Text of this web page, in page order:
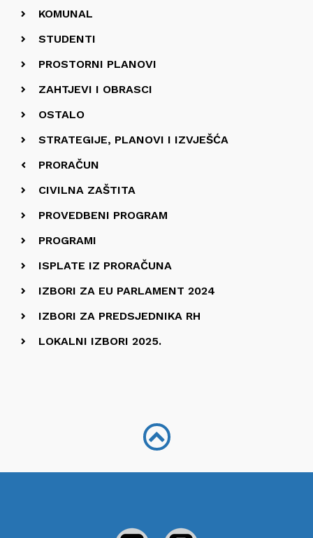
KOMUNAL
STUDENTI
PROSTORNI PLANOVI
ZAHTJEVI I OBRASCI
OSTALO
STRATEGIJE, PLANOVI I IZVJEŠĆA
PRORAČUN
CIVILNA ZAŠTITA
PROVEDBENI PROGRAM
PROGRAMI
ISPLATE IZ PRORAČUNA
IZBORI ZA EU PARLAMENT 2024
IZBORI ZA PREDSJEDNIKA RH
LOKALNI IZBORI 2025.